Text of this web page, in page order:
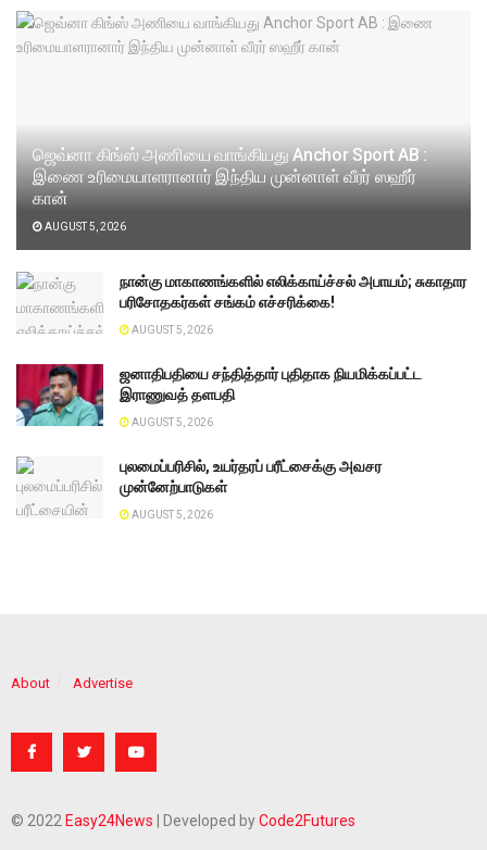
ஜெவ்னா கிங்ஸ் அணியை வாங்கியது Anchor Sport AB :
இணை உரிமையாளரானார் இந்திய முன்னாள் வீரர் ஸஹீர்
கான்
AUGUST 5, 2026
நான்கு மாகாணங்களில் எலிக்காய்ச்சல் அபாயம்; சுகாதார
பரிசோதகர்கள் சங்கம் எச்சரிக்கை!
AUGUST 5, 2026
ஜனாதிபதியை சந்தித்தார் புதிதாக நியமிக்கப்பட்ட
இராணுவத் தளபதி
AUGUST 5, 2026
புலமைப்பரிசில், உயர்தரப் பரீட்சைக்கு அவசர
முன்னேற்பாடுகள்
AUGUST 5, 2026
About Advertise
© 2022 Easy24News | Developed byCode2Futures